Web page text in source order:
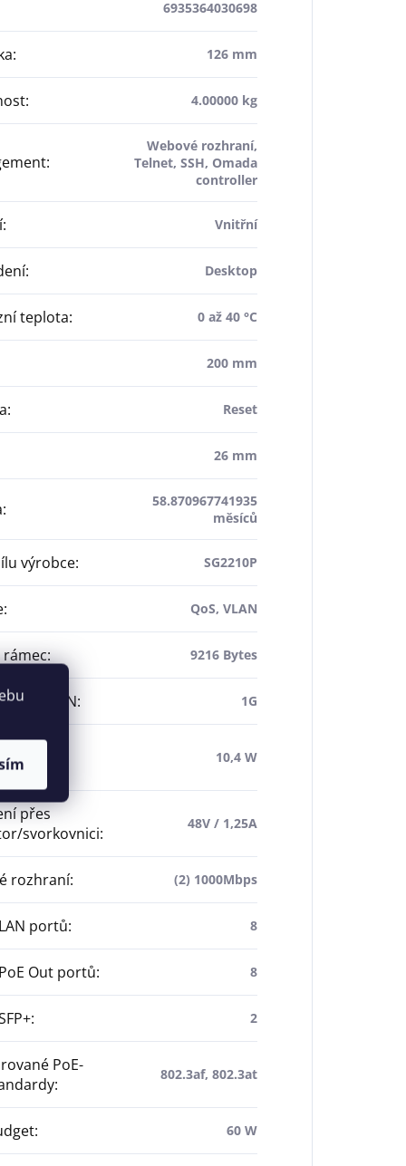
6935364030698
: 126 mm
: 4.00000 kg
:
Webové rozhraní,
Telnet, SSH, Omada
controller
: Vnitřní
: Desktop
teplota: 0 až 40 °C
200 mm
: Reset
26 mm
:
58.870967741935
měsíců
výrobce: SG2210P
: QoS, VLAN
rámec: 9216 Bytes
LAN: 1G
:
10,4 W
přes
svorkovnici:
48V / 1,25A
rozhraní: (2) 1000Mbps
portů: 8
Out portů: 8
: 2
PoE-
:
802.3af, 802.3at
: 60 W